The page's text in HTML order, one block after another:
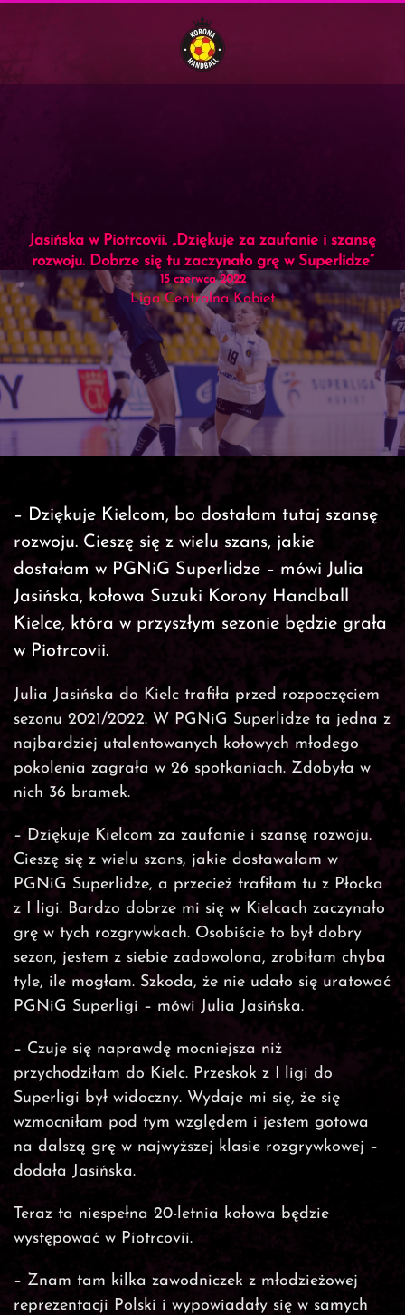
Jasińska w Piotrcovii. „Dziękuje za zaufanie i szansę
rozwoju. Dobrze się tu zaczynało grę w Superlidze”
15 czerwca 2022
Liga Centralna Kobiet
– Dziękuje Kielcom, bo dostałam tutaj szansę
rozwoju. Cieszę się z wielu szans, jakie
dostałam w PGNiG Superlidze – mówi Julia
Jasińska, kołowa Suzuki Korony Handball
Kielce, która w przyszłym sezonie będzie grała
w Piotrcovii.
Julia Jasińska do Kielc trafiła przed rozpoczęciem
sezonu 2021/2022. W PGNiG Superlidze ta jedna z
najbardziej utalentowanych kołowych młodego
pokolenia zagrała w 26 spotkaniach. Zdobyła w
nich 36 bramek.
– Dziękuje Kielcom za zaufanie i szansę rozwoju.
Cieszę się z wielu szans, jakie dostawałam w
PGNiG Superlidze, a przecież trafiłam tu z Płocka
z I ligi. Bardzo dobrze mi się w Kielcach zaczynało
grę w tych rozgrywkach. Osobiście to był dobry
sezon, jestem z siebie zadowolona, zrobiłam chyba
tyle, ile mogłam. Szkoda, że nie udało się uratować
PGNiG Superligi – mówi Julia Jasińska.
– Czuje się naprawdę mocniejsza niż
przychodziłam do Kielc. Przeskok z I ligi do
Superligi był widoczny. Wydaje mi się, że się
wzmocniłam pod tym względem i jestem gotowa
na dalszą grę w najwyższej klasie rozgrywkowej –
dodała Jasińska.
Teraz ta niespełna 20-letnia kołowa będzie
występować w Piotrcovii.
– Znam tam kilka zawodniczek z młodzieżowej
reprezentacji Polski i wypowiadały się w samych